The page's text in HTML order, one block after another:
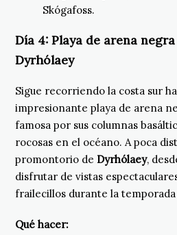
Skógafoss.
Día 4: Playa de arena
Dyrhólaey
Sigue recorriendo la costa sur
impresionante playa de arena
famosa por sus columnas
rocosas en el océano. A poca
promontorio de Dyrhólaey,
disfrutar de vistas
frailecillos durante la
Qué hacer: